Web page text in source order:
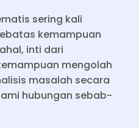
sering kali
kemampuan
inti dari
mengolah
masalah secara
hubungan sebab-